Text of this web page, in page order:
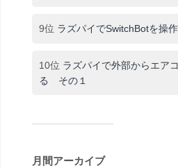
9位 ラズパイでSwitchBotを操
10位 ラズパイで外部からエア
る その１
月間アーカイブ